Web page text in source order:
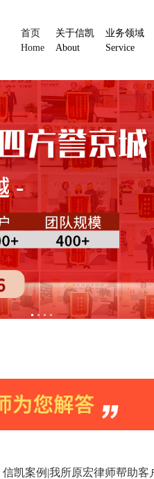
首页
Home
关于信凯
About
业务领域
Service
信凯案例|我所原宏律师帮助客